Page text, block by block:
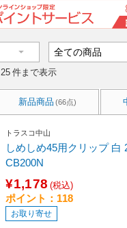
25 件まで表示
新品商品 (66点)
トラスコ中山
しめしめ45用クリップ 白
CB200N
¥1,178 (税込)
ポイント：118
お取り寄せ